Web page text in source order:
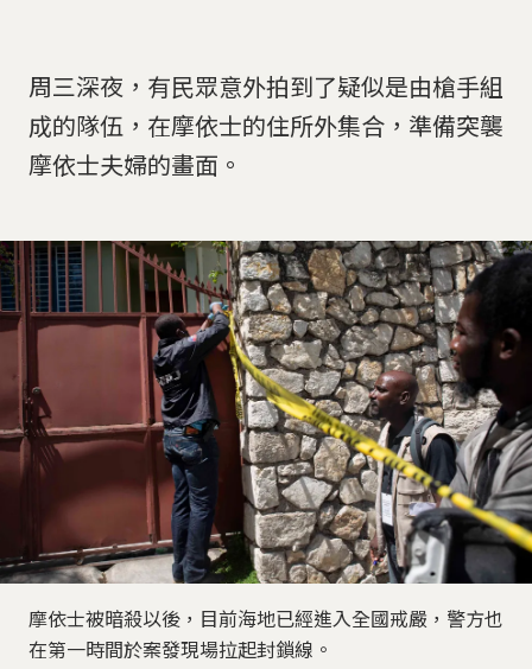
周三深夜，有民眾意外拍到了疑似是由槍手組
成的隊伍，在摩依士的住所外集合，準備突襲
摩依士夫婦的畫面。
摩依士被暗殺以後，目前海地已經進入全國戒嚴，警方也
在第一時間於案發現場拉起封鎖線。